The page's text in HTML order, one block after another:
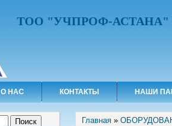
ТОО "УЧПРОФ-АСТАНА"
О НАС КОНТАКТЫ НАШИ
Вы здесь
Главная »